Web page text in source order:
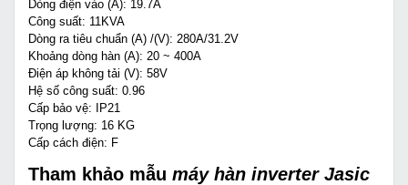
Dòng điện vào (A): 19.7A
Công suất: 11KVA
Dòng ra tiêu chuẩn (A) /(V): 280A/31.2V
Khoảng dòng hàn (A): 20 ~ 400A
Điện áp không tải (V): 58V
Hệ số công suất: 0.96
Cấp bảo vệ: IP21
Trọng lượng: 16 KG
Cấp cách điện: F
Tham khảo mẫu máy hàn inverter Jasic